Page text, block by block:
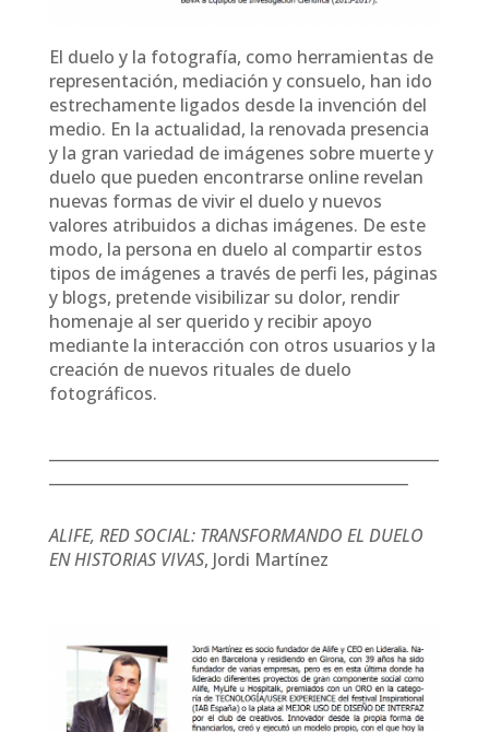
El duelo y la fotografía, como herramientas de
representación, mediación y consuelo, han ido
estrechamente ligados desde la invención del
medio. En la actualidad, la renovada presencia
y la gran variedad de imágenes sobre muerte y
duelo que pueden encontrarse online revelan
nuevas formas de vivir el duelo y nuevos
valores atribuidos a dichas imágenes. De este
modo, la persona en duelo al compartir estos
tipos de imágenes a través de perfi les, páginas
y blogs, pretende visibilizar su dolor, rendir
homenaje al ser querido y recibir apoyo
mediante la interacción con otros usuarios y la
creación de nuevos rituales de duelo
fotográficos.
ALIFE, RED SOCIAL: TRANSFORMANDO EL DUELO
EN HISTORIAS VIVAS, Jordi Martínez